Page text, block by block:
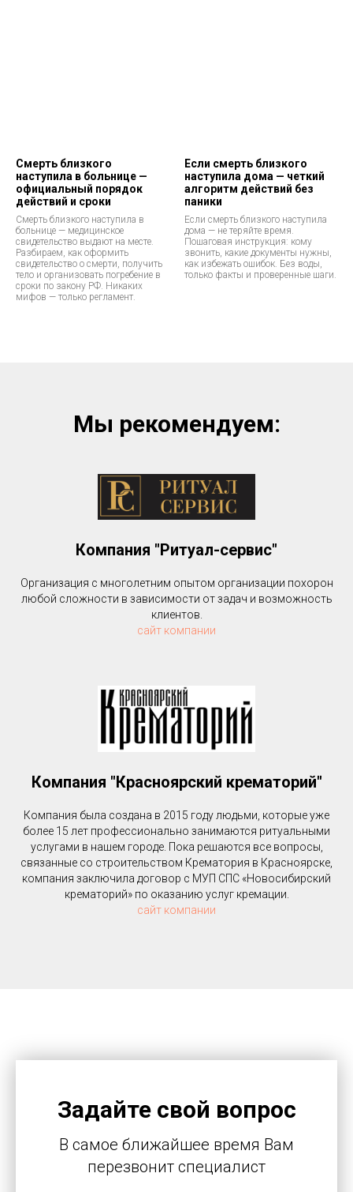
Смерть близкого
наступила в больнице —
официальный порядок
действий и сроки
Смерть близкого наступила в
больнице — медицинское
свидетельство выдают на месте.
Разбираем, как оформить
свидетельство о смерти, получить
тело и организовать погребение в
сроки по закону РФ. Никаких
мифов — только регламент.
Если смерть близкого
наступила дома — четкий
алгоритм действий без
паники
Если смерть близкого наступила
дома — не теряйте время.
Пошаговая инструкция: кому
звонить, какие документы нужны,
как избежать ошибок. Без воды,
только факты и проверенные шаги.
Мы рекомендуем:
Компания "Ритуал-сервис"
Организация с многолетним опытом организации похорон
любой сложности в зависимости от задач и возможность
клиентов.
сайт компании
Компания "Красноярский крематорий"
Компания была создана в 2015 году людьми, которые уже
более 15 лет профессионально занимаются ритуальными
услугами в нашем городе. Пока решаются все вопросы,
связанные со строительством Крематория в Красноярске,
компания заключила договор с МУП СПС «Новосибирский
крематорий» по оказанию услуг кремации.
сайт компании
Задайте свой вопрос
В самое ближайшее время Вам
перезвонит специалист